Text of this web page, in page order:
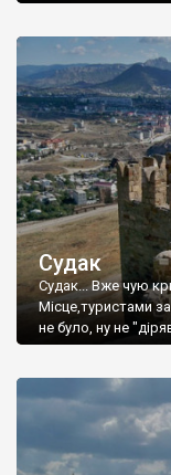
Судак
Судак... Вже чую
Місце,туристами
не було, ну не